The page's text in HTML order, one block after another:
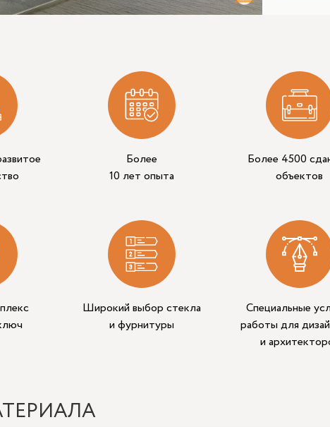
Более
10 лет опыта
Более 4500
объектов
Широкий выбор стекла
и фурнитуры
Специальные
работы для
и